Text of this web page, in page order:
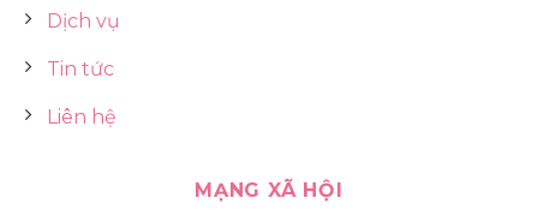
Dịch vụ
Tin tức
Liên hệ
MẠNG XÃ HỘI